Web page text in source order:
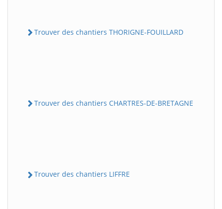
Trouver des chantiers THORIGNE-FOUILLARD
Trouver des chantiers CHARTRES-DE-BRETAGNE
Trouver des chantiers LIFFRE